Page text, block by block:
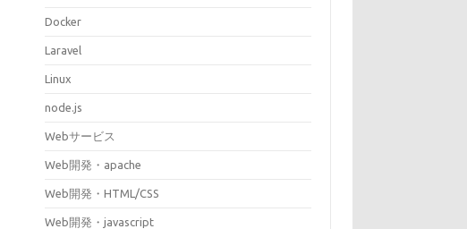
Docker
Laravel
Linux
node.js
Webサービス
Web開発・apache
Web開発・HTML/CSS
Web開発・javascript